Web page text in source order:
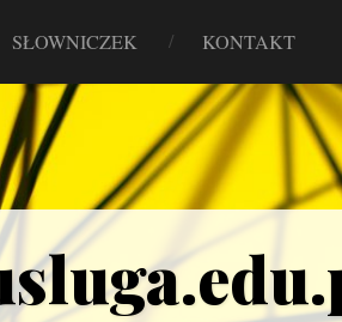
SŁOWNICZEK KONTAKT